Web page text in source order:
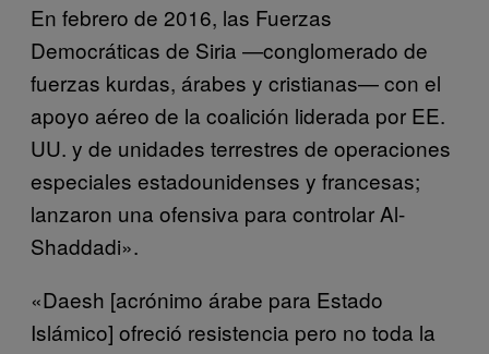
En febrero de 2016, las Fuerzas
Democráticas de Siria —conglomerado de
fuerzas kurdas, árabes y cristianas— con el
apoyo aéreo de la coalición liderada por EE.
UU. y de unidades terrestres de operaciones
especiales estadounidenses y francesas;
lanzaron una ofensiva para controlar Al-
Shaddadi».
«Daesh [acrónimo árabe para Estado
Islámico] ofreció resistencia pero no toda la